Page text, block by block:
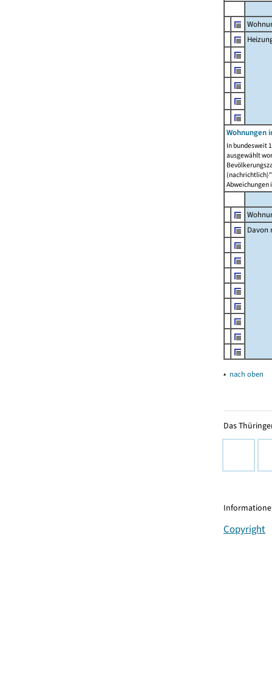
Wohnungen
In bundesweit
ausgewählt
Abweichungen
Davon
▴ nach oben
Das
Copyright